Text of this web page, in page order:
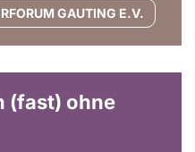
GAUTING E.V.
(fast) ohne